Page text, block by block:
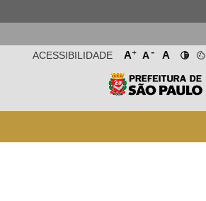
A+ A- A
ACESSIBILIDADE